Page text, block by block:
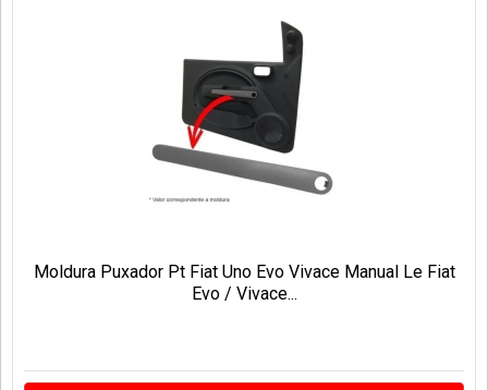
Moldura Puxador Pt Fiat Uno Evo Vivace Manual Le Fiat
Evo / Vivace...